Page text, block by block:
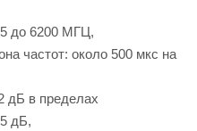
до 6200 МГЦ,
частот: около 500 мкс на
дБ в пределах
дБ,